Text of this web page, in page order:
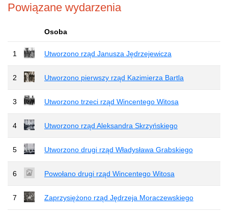
Powiązane wydarzenia
Osoba
1 Utworzono rząd Janusza Jędrzejewicza
2 Utworzono pierwszy rząd Kazimierza Bartla
3 Utworzono trzeci rząd Wincentego Witosa
4 Utworzono rząd Aleksandra Skrzyńskiego
5 Utworzono drugi rząd Władysława Grabskiego
6 Powołano drugi rząd Wincentego Witosa
7 Zaprzysiężono rząd Jędrzeja Moraczewskiego